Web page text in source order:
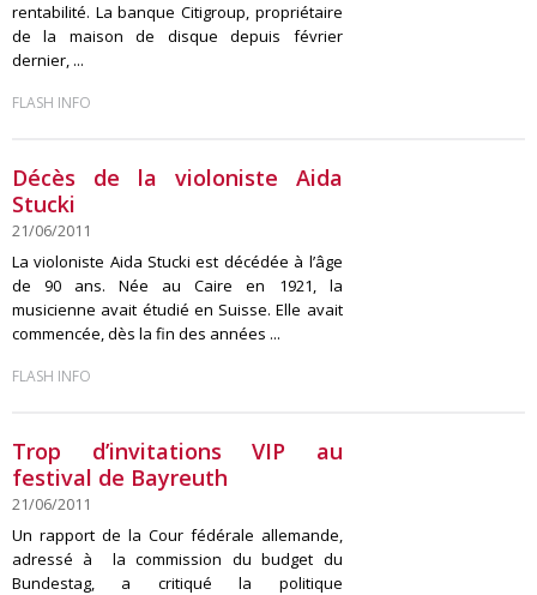
rentabilité. La banque Citigroup, propriétaire
de la maison de disque depuis février
dernier, ...
FLASH INFO
Décès de la violoniste Aida
Stucki
21/06/2011
La violoniste Aida Stucki est décédée à l’âge
de 90 ans. Née au Caire en 1921, la
musicienne avait étudié en Suisse. Elle avait
commencée, dès la fin des années ...
FLASH INFO
Trop d’invitations VIP au
festival de Bayreuth
21/06/2011
Un rapport de la Cour fédérale allemande,
adressé à la commission du budget du
Bundestag, a critiqué la politique